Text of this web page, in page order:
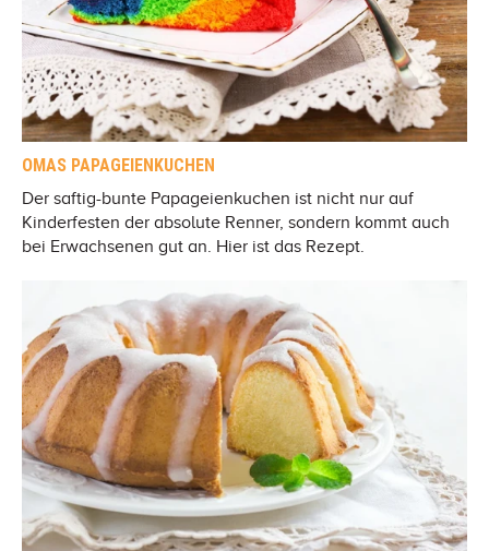
OMAS PAPAGEIENKUCHEN
Der saftig-bunte Papageienkuchen ist nicht nur auf
Kinderfesten der absolute Renner, sondern kommt auch
bei Erwachsenen gut an. Hier ist das Rezept.